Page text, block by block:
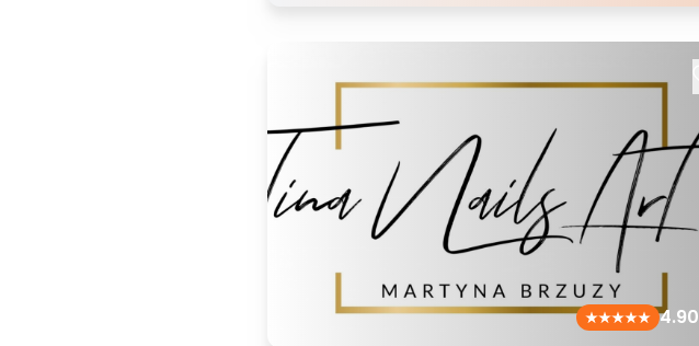
4.90